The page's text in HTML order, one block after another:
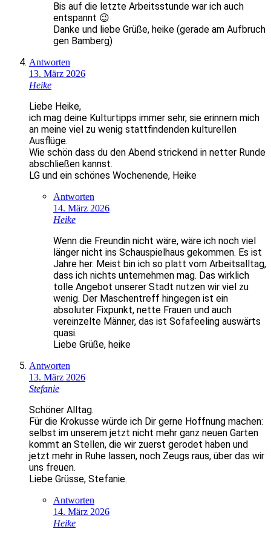
Bis auf die letzte Arbeitsstunde war ich auch
entspannt 😉
Danke und liebe Grüße, heike (gerade am Aufbruch
gen Bamberg)
Antworten
13. März 2026
Heike
Liebe Heike,
ich mag deine Kulturtipps immer sehr, sie erinnern mich
an meine viel zu wenig stattfindenden kulturellen
Ausflüge.
Wie schön dass du den Abend strickend in netter Runde
abschließen kannst.
LG und ein schönes Wochenende, Heike
Antworten
14. März 2026
Heike
Wenn die Freundin nicht wäre, wäre ich noch viel
länger nicht ins Schauspielhaus gekommen. Es ist
Jahre her. Meist bin ich so platt vom Arbeitsalltag,
dass ich nichts unternehmen mag. Das wirklich
tolle Angebot unserer Stadt nutzen wir viel zu
wenig. Der Maschentreff hingegen ist ein
absoluter Fixpunkt, nette Frauen und auch
vereinzelte Männer, das ist Sofafeeling auswärts
quasi.
Liebe Grüße, heike
Antworten
13. März 2026
Stefanie
Schöner Alltag.
Für die Krokusse würde ich Dir gerne Hoffnung machen:
selbst im unserem jetzt nicht mehr ganz neuen Garten
kommt an Stellen, die wir zuerst gerodet haben und
jetzt mehr in Ruhe lassen, noch Zeugs raus, über das wir
uns freuen.
Liebe Grüsse, Stefanie.
Antworten
14. März 2026
Heike